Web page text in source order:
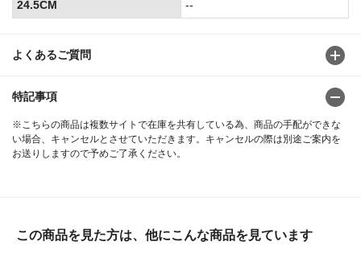
よくあるご質問
特記事項
※こちらの商品は複数サイトで在庫を共有している為、商品の手配ができな
い場合、キャンセルとさせていただきます。キャンセルの際は別途ご案内を
お送りしますので予めご了承ください。
24.5CM --
この商品を見た方は、他にこんな商品を見ています